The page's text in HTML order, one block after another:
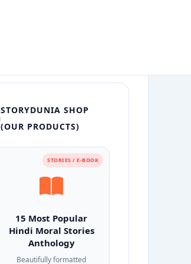
STORYDUNIA SHOP
(OUR PRODUCTS)
STORIES / E-BOOK
15 Most Popular
Hindi Moral Stories
Anthology
Beautifully formatted